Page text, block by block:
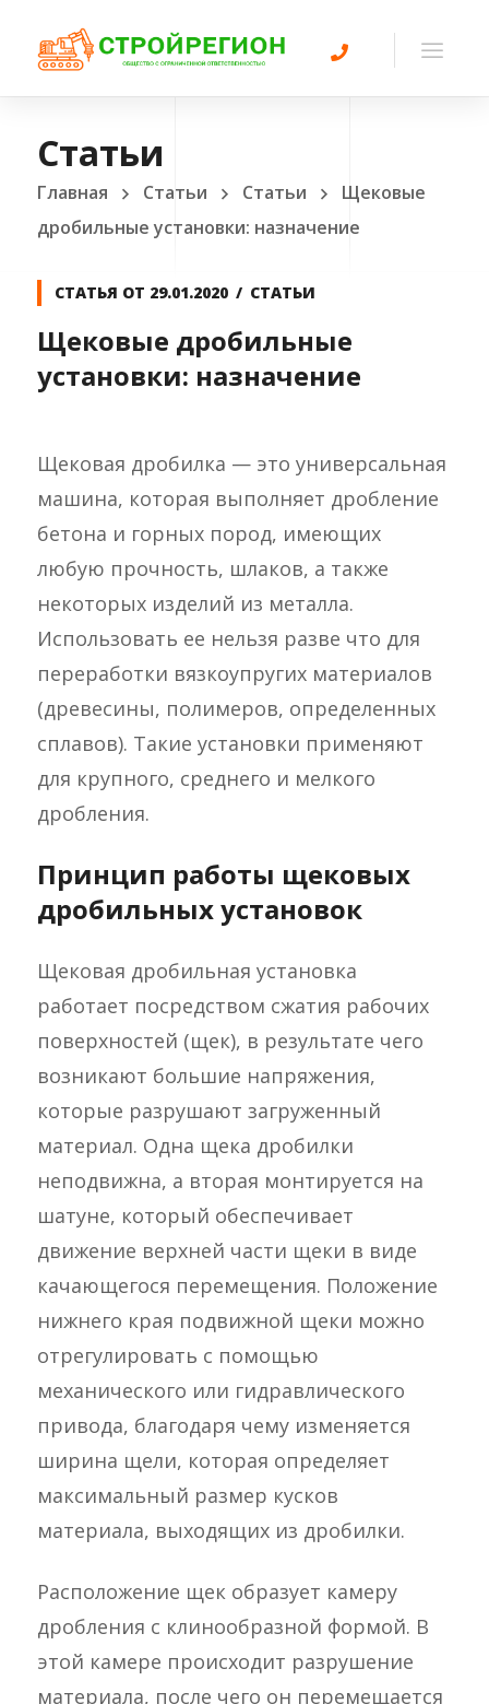
Статьи
Главная Статьи Статьи
Щековые
дробильные установки: назначение
СТАТЬЯ ОТ 29.01.2020 СТАТЬИ
Щековые дробильные
установки: назначение
Щековая дробилка — это универсальная
машина, которая выполняет дробление
бетона и горных пород, имеющих
любую прочность, шлаков, а также
некоторых изделий из металла.
Использовать ее нельзя разве что для
переработки вязкоупругих материалов
(древесины, полимеров, определенных
сплавов). Такие установки применяют
для крупного, среднего и мелкого
дробления.
Принцип работы щековых
дробильных установок
Щековая дробильная установка
работает посредством сжатия рабочих
поверхностей (щек), в результате чего
возникают большие напряжения,
которые разрушают загруженный
материал. Одна щека дробилки
неподвижна, а вторая монтируется на
шатуне, который обеспечивает
движение верхней части щеки в виде
качающегося перемещения. Положение
нижнего края подвижной щеки можно
отрегулировать с помощью
механического или гидравлического
привода, благодаря чему изменяется
ширина щели, которая определяет
максимальный размер кусков
материала, выходящих из дробилки.
Расположение щек образует камеру
дробления с клинообразной формой. В
этой камере происходит разрушение
материала, после чего он перемещается